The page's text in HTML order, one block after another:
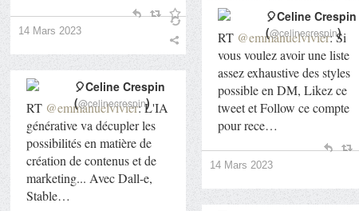
14 Mars 2023 RT @emmanuelvivier: Si
vous voulez avoir une liste
assez exhaustive des styles
possible en DM, Likez ce
tweet et Follow ce compte
pour rece…
🎈Celine Crespin
(@celinecrespin)
14 Mars 2023
RT @emmanuelvivier: L'IA
générative va décupler les
possibilités en matière de
création de contenus et de
marketing... Avec Dall-e,
Stable…
🎈Celine Crespin
(@celinecrespin)